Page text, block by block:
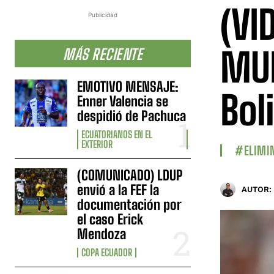
Publicidad
MÁS RECIENTE
EMOTIVO MENSAJE:
Enner Valencia se
despidió de Pachuca
ECUATORIANOS EN EL
EXTERIOR
(COMUNICADO) LDUP
envió a la FEF la
documentación por
el caso Erick
Mendoza
COPA ECUADOR
AUTOR: